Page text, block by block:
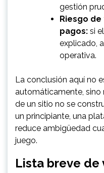
gestión
Riesgo
pagos: si
explicado,
operativa.
La conclusión aquí no
automáticamente, sino
de un sitio no se
un principiante, una
reduce ambigüedad
juego.
Lista breve de